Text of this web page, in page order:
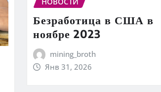
Безработица в США в
ноябре 2023
mining_broth
Янв 31, 2026